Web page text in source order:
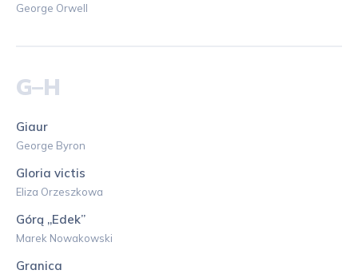
George Orwell
G–H
Giaur
George Byron
Gloria victis
Eliza Orzeszkowa
Górą „Edek”
Marek Nowakowski
Granica